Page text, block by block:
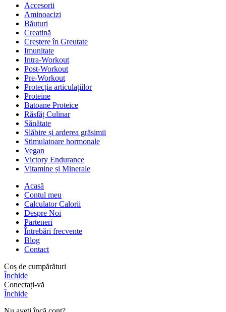
Accesorii
Aminoacizi
Băuturi
Creatină
Creștere în Greutate
Imunitate
Intra-Workout
Post-Workout
Pre-Workout
Protecția articulațiilor
Proteine
Batoane Proteice
Răsfăț Culinar
Sănătate
Slăbire și arderea grăsimii
Stimulatoare hormonale
Vegan
Victory Endurance
Vitamine și Minerale
Acasă
Contul meu
Calculator Calorii
Despre Noi
Parteneri
Întrebări frecvente
Blog
Contact
Coș de cumpărături
Închide
Conectați-vă
Închide